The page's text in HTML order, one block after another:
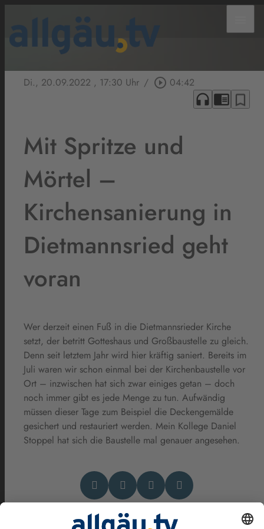
Di., 20.09.2022 , 17:30 Uhr / play_circle_outline 04:42
headphones chrome_reader_mode bookmark_border
Mit Spritze und
Mörtel –
Kirchensanierung in
Dietmannsried geht
voran
Wer derzeit einen Fuß in die Dietmannsrieder Kirche
setzt, der betritt Gotteshaus und Großbaustelle zu gleich.
Denn seit letztem Jahr wird hier kräftig saniert. Bereits im
Juli waren wir schon einmal bei der Kirchenbaustelle vor
Ort – inzwischen hat sich zwar einiges getan – doch
noch immer gibt es jede Menge zu tun. Aufwändig
müssen dieser Tage zum Beispiel die Deckengemälde
gesichert und restauriert werden. Mein Kollege Daniel
Stoppel hat sich die Baustelle mal genauer angesehen.